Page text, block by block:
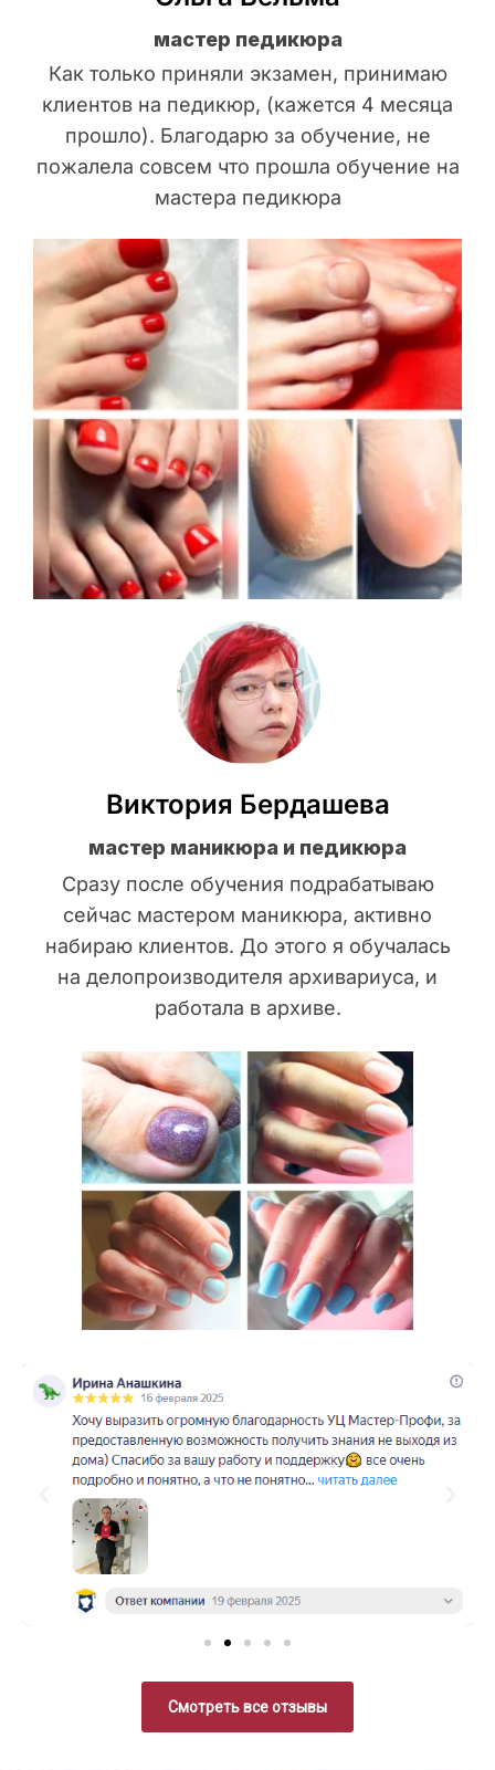
мастер педикюра
Как только приняли экзамен, принимаю
клиентов на педикюр, (кажется 4 месяца
прошло). Благодарю за обучение, не
пожалела совсем что прошла обучение на
мастера педикюра
Виктория Бердашева
мастер маникюра и педикюра
Сразу после обучения подрабатываю
сейчас мастером маникюра, активно
набираю клиентов. До этого я обучалась
на делопроизводителя архивариуса, и
работала в архиве.
Смотреть все отзывы